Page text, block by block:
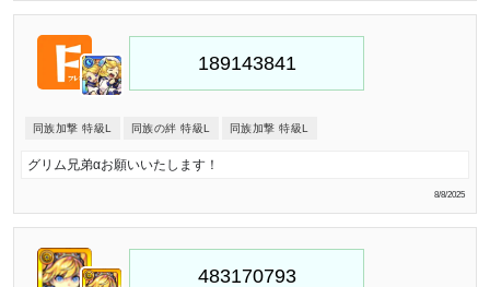
同族加撃 特級L 同族の絆 特級L 同族加撃 特級L
グリム兄弟αお願いいたします！
8/8/2025